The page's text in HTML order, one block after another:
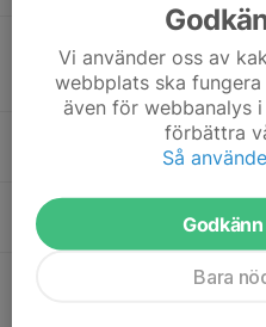
20:30
Open Water /
Triathlon
Se Facebookgruppen
Simträning -
Lugnets utebassäng
19
Ons
17:15
Löpning
Stadsparken alt Tisken
Träning uppstart
Vi använder oss av
webbplats ska
även för webbanalys
förbättra
Så
Bara